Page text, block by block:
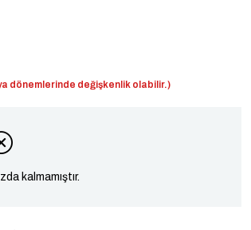
dönemlerinde değişkenlik olabilir.)
kalmamıştır.